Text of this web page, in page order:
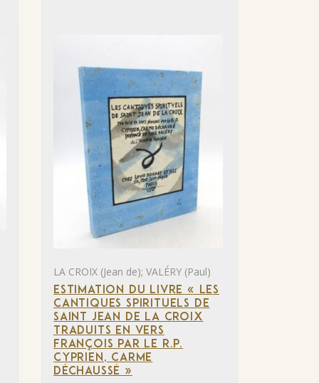
LA CROIX (Jean de); VALÉRY (Paul)
ESTIMATION DU LIVRE « LES
CANTIQUES SPIRITUELS DE
SAINT JEAN DE LA CROIX
TRADUITS EN VERS
FRANÇOIS PAR LE R.P.
CYPRIEN, CARME
DÉCHAUSSÉ »